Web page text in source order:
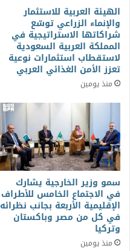
الهيئة العربية للاستثمار
والإنماء الزراعي توسّع
شراكاتها الاستراتيجية في
المملكة العربية السعودية
لاستقطاب استثمارات نوعية
تعزز الأمن الغذائي العربي
منذ يومين
سمو وزير الخارجية يشارك
في الاجتماع الخامس للأطراف
الإقليمية الأربعة بجانب نظرائه
في كل من مصر وباكستان
وتركيا
منذ يومين